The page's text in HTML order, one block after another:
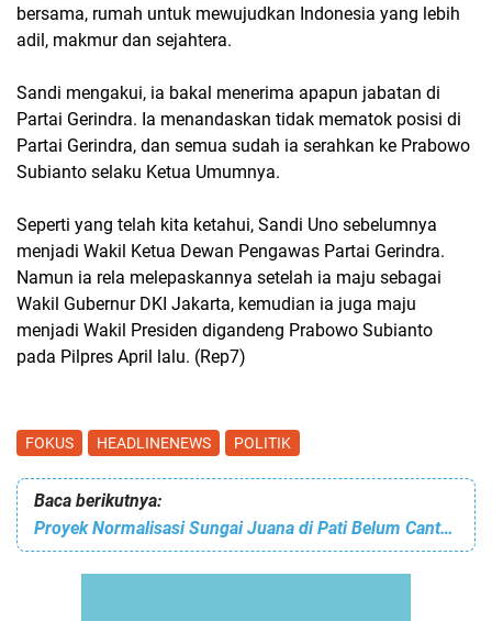
bersama, rumah untuk mewujudkan Indonesia yang lebih
adil, makmur dan sejahtera.
Sandi mengakui, ia bakal menerima apapun jabatan di
Partai Gerindra. Ia menandaskan tidak mematok posisi di
Partai Gerindra, dan semua sudah ia serahkan ke Prabowo
Subianto selaku Ketua Umumnya.
Seperti yang telah kita ketahui, Sandi Uno sebelumnya
menjadi Wakil Ketua Dewan Pengawas Partai Gerindra.
Namun ia rela melepaskannya setelah ia maju sebagai
Wakil Gubernur DKI Jakarta, kemudian ia juga maju
menjadi Wakil Presiden digandeng Prabowo Subianto
pada Pilpres April lalu. (Rep7)
FOKUS HEADLINENEWS POLITIK
Baca berikutnya:
Proyek Normalisasi Sungai Juana di Pati Belum Cantumkan Nilai Anggarannya